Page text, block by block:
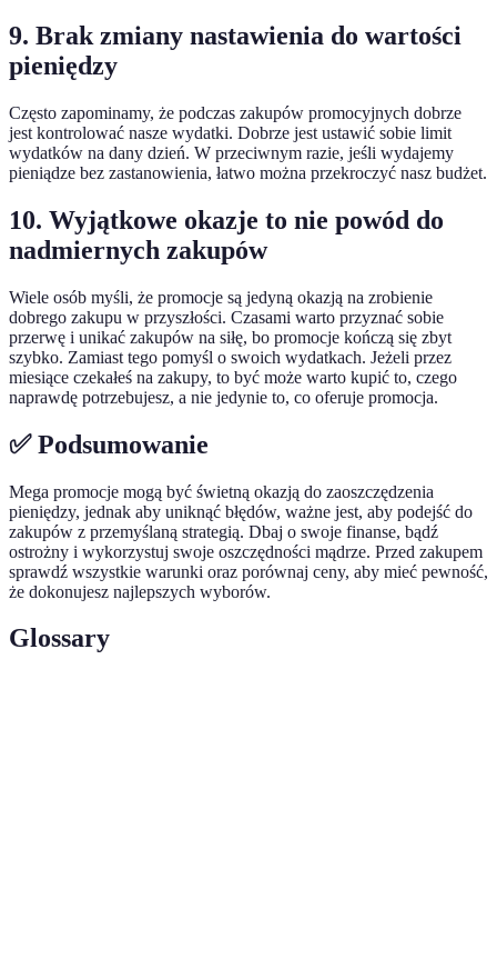
9. Brak zmiany nastawienia do wartości
pieniędzy
Często zapominamy, że podczas zakupów promocyjnych dobrze
jest kontrolować nasze wydatki. Dobrze jest ustawić sobie limit
wydatków na dany dzień. W przeciwnym razie, jeśli wydajemy
pieniądze bez zastanowienia, łatwo można przekroczyć nasz budżet.
10. Wyjątkowe okazje to nie powód do
nadmiernych zakupów
Wiele osób myśli, że promocje są jedyną okazją na zrobienie
dobrego zakupu w przyszłości. Czasami warto przyznać sobie
przerwę i unikać zakupów na siłę, bo promocje kończą się zbyt
szybko. Zamiast tego pomyśl o swoich wydatkach. Jeżeli przez
miesiące czekałeś na zakupy, to być może warto kupić to, czego
naprawdę potrzebujesz, a nie jedynie to, co oferuje promocja.
✅ Podsumowanie
Mega promocje mogą być świetną okazją do zaoszczędzenia
pieniędzy, jednak aby uniknąć błędów, ważne jest, aby podejść do
zakupów z przemyślaną strategią. Dbaj o swoje finanse, bądź
ostrożny i wykorzystuj swoje oszczędności mądrze. Przed zakupem
sprawdź wszystkie warunki oraz porównaj ceny, aby mieć pewność,
że dokonujesz najlepszych wyborów.
Glossary